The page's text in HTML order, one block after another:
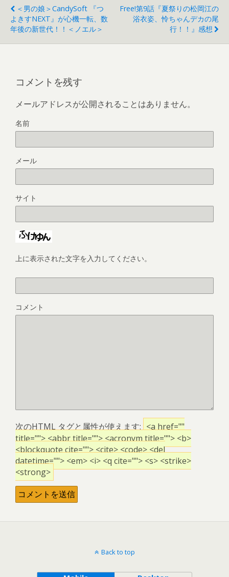
＜男の娘＞CandySoft 『つ
よきすNEXT』が心機一転、数
年後の新世代！！＜ノエル＞
Free!第9話『夏祭りの松岡江の
浴衣姿、怜ちゃんデカの尾
行！！』感想
コメントを残す
メールアドレスが公開されることはありません。
名前
メール
サイト
上に表示された文字を入力してください。
コメント
次のHTMLタグと属性が使えます: <a href=""
title=""> <abbr title=""> <acronym title=""> <b>
<blockquote cite=""> <cite> <code> <del
datetime=""> <em> <i> <q cite=""> <s> <strike>
<strong>
Back to top